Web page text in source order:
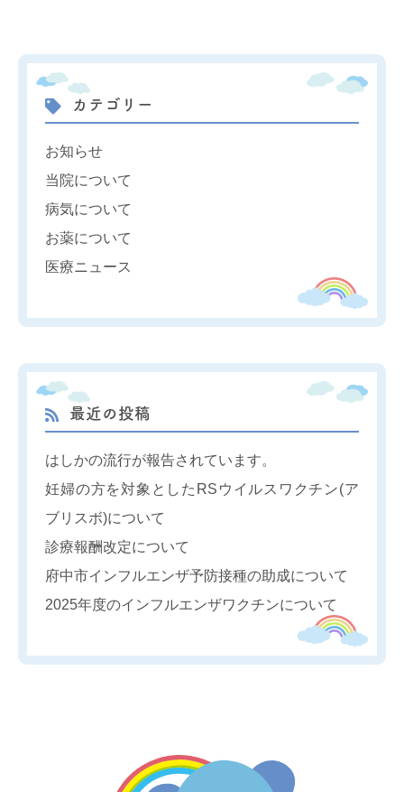
カテゴリー
お知らせ
当院について
病気について
お薬について
医療ニュース
最近の投稿
はしかの流行が報告されています。
妊婦の方を対象としたRSウイルスワクチン(ア
ブリスボ)について
診療報酬改定について
府中市インフルエンザ予防接種の助成について
2025年度のインフルエンザワクチンについて